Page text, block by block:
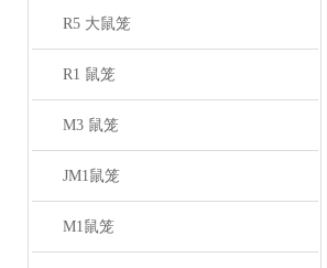
R5 大鼠笼
R1 鼠笼
M3 鼠笼
JM1鼠笼
M1鼠笼